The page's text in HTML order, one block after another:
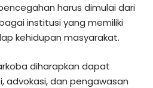
harus dimulai dari
institusi yang memiliki
kehidupan masyarakat.
diharapkan dapat
advokasi, dan pengawasan